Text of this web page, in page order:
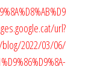
url?
blog/2022/03/06/